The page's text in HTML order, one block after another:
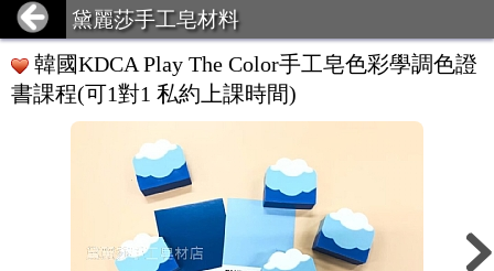
黛麗莎手工皂材料
韓國KDCA Play The Color手工皂色彩學調色證
書課程(可1對1 私約上課時間)